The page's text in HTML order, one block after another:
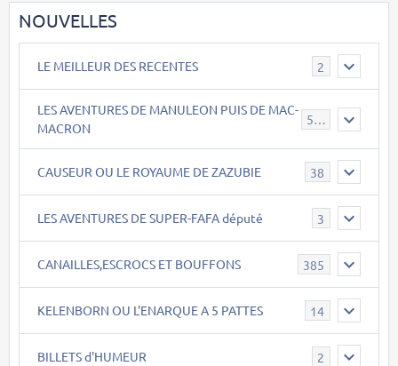
NOUVELLES
LE MEILLEUR DES RECENTES 2
LES AVENTURES DE MANULEON PUIS DE MAC-
MACRON
543
CAUSEUR OU LE ROYAUME DE ZAZUBIE 38
LES AVENTURES DE SUPER-FAFA député 3
CANAILLES,ESCROCS ET BOUFFONS 385
KELENBORN OU L'ENARQUE A 5 PATTES 14
BILLETS d'HUMEUR 2